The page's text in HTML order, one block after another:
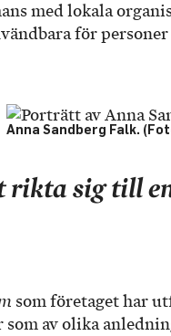
med lokala
för
Anna Sandberg Falk.
rikta sig till
som företaget har
av olika